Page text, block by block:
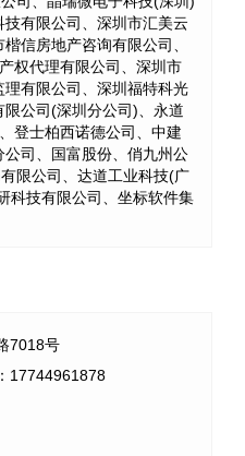
有限公司、深圳市汇美云
信房地产咨询有限公司、
权代理有限公司、深圳市
有限公司、深圳福特科光
公司(深圳分公司)、永道
登士柏西诺德公司、中建
司、国富股份、俏九州公
限公司、达道工业科技(广
科技有限公司、坐标软件集
7018号
17744961878